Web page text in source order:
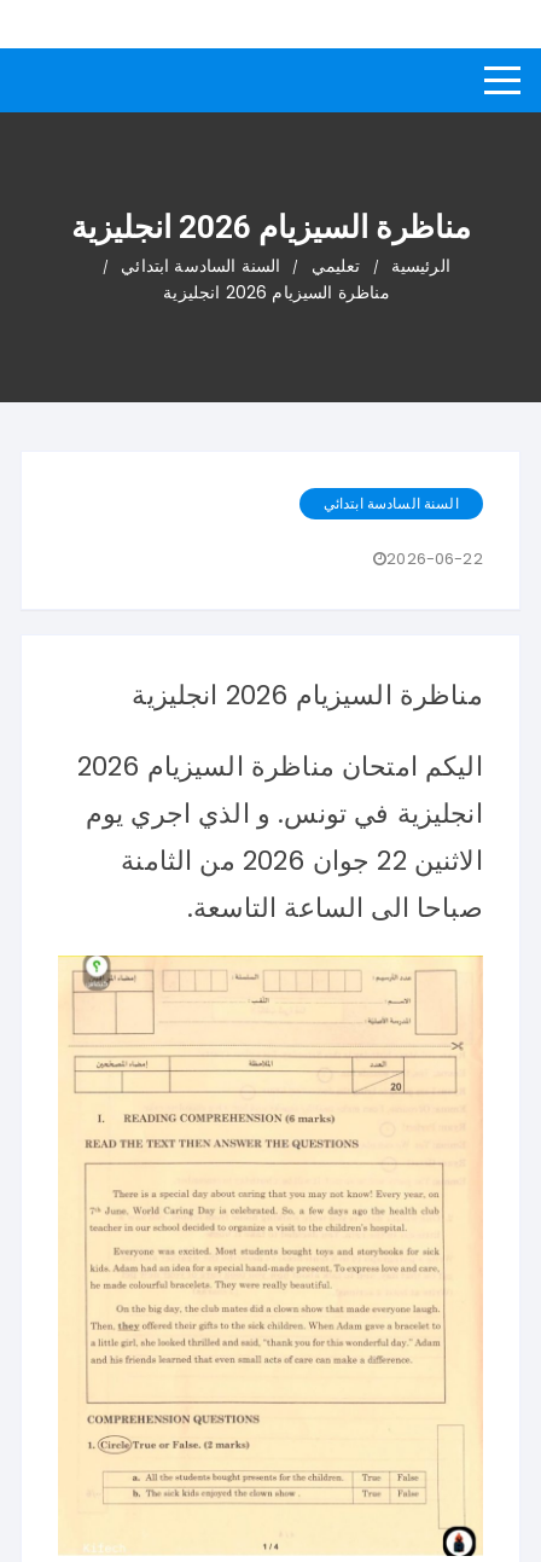
المحتوى
مناظرة السيزيام 2026 انجليزية
الرئيسية تعليمي
السنة السادسة ابتدائي
مناظرة السيزيام 2026 انجليزية
السنة السادسة ابتدائي
2026-06-22
مناظرة السيزيام 2026 انجليزية
اليكم امتحان مناظرة السيزيام 2026
انجليزية في تونس. و الذي اجري يوم
الاثنين 22 جوان 2026 من الثامنة
صباحا الى الساعة التاسعة.